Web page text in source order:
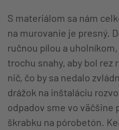
S materiálom sa nám
na murovanie je presný.
ručnou pílou a
trochu snahy, aby bol rez
nič, čo by sa nedalo
drážok na inštaláciu
odpadov sme vo väčšine
škrabku na pórobetón.